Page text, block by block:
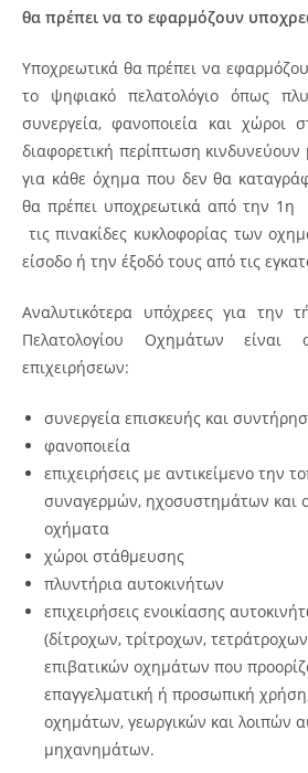
θα πρέπει να το εφαρμόζουν
Υποχρεωτικά θα πρέπει να
το ψηφιακό πελατολόγιο όπως
συνεργεία, φανοποιεία και χώροι
διαφορετική περίπτωση
για κάθε όχημα που δεν θα
θα πρέπει υποχρεωτικά από την 1η
τις πινακίδες κυκλοφορίας των
είσοδο ή την έξοδό τους από τις
Αναλυτικότερα υπόχρεες για την
Πελατολογίου Οχημάτων είναι
επιχειρήσεων:
συνεργεία επισκευής και
φανοποιεία
επιχειρήσεις με αντικείμενο την
συναγερμών, ηχοσυστημάτων και
οχήματα
χώροι στάθμευσης
πλυντήρια αυτοκινήτων
επιχειρήσεις ενοικίασης
(δίτροχων, τρίτροχων,
επιβατικών οχημάτων που
επαγγελματική ή προσωπική
οχημάτων, γεωργικών και λοιπών
μηχανημάτων.